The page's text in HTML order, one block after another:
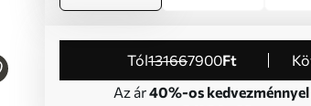
Tól131667900Ft
Az ár40%-os kedvezménnyel